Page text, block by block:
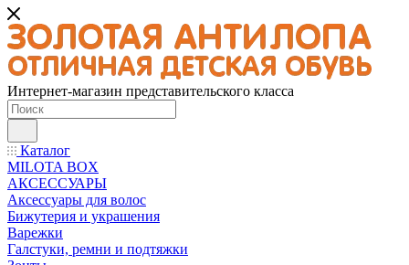
Интернет-магазин представительского класса
Каталог
MILOTA BOX
АКСЕССУАРЫ
Аксессуары для волос
Бижутерия и украшения
Варежки
Галстуки, ремни и подтяжки